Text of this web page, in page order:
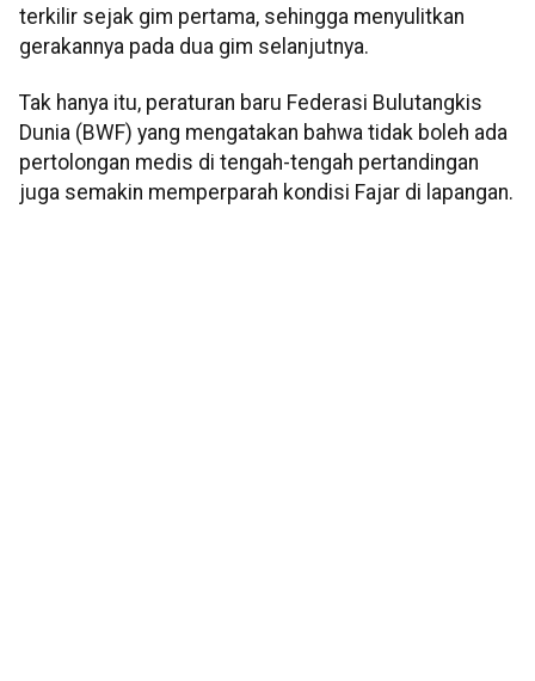
terkilir sejak gim pertama, sehingga menyulitkan
gerakannya pada dua gim selanjutnya.
Tak hanya itu, peraturan baru Federasi Bulutangkis
Dunia (BWF) yang mengatakan bahwa tidak boleh ada
pertolongan medis di tengah-tengah pertandingan
juga semakin memperparah kondisi Fajar di lapangan.